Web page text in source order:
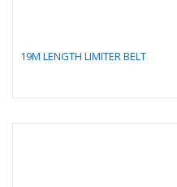
19M LENGTH LIMITER BELT